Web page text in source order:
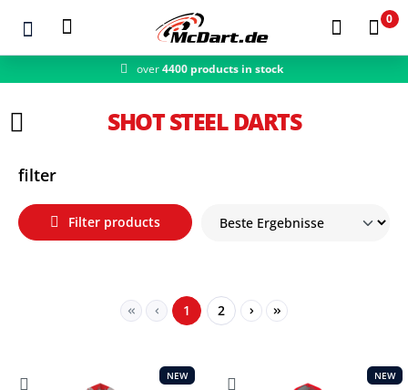
Zum Hauptinhalt springen
0
4400 products in stock
fast shipping
SHOT STEEL DARTS
filter
Filter products
Page
1 Page
2
NEW NEW